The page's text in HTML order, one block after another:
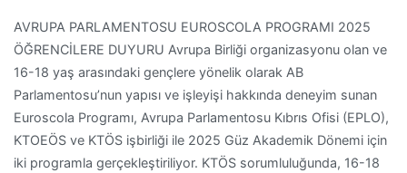
AVRUPA PARLAMENTOSU EUROSCOLA PROGRAMI 2025
ÖĞRENCİLERE DUYURU Avrupa Birliği organizasyonu olan ve
16-18 yaş arasındaki gençlere yönelik olarak AB
Parlamentosu’nun yapısı ve işleyişi hakkında deneyim sunan
Euroscola Programı, Avrupa Parlamentosu Kıbrıs Ofisi (EPLO),
KTOEÖS ve KTÖS işbirliği ile 2025 Güz Akademik Dönemi için
iki programla gerçekleştiriliyor. KTÖS sorumluluğunda, 16-18